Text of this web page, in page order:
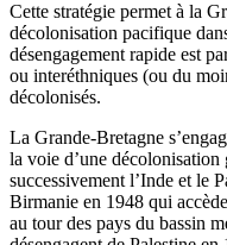
Cette stratégie permet à la
décolonisation pacifique
désengagement rapide est
ou interéthniques (ou du
décolonisés.
La Grande-Bretagne
la voie d’une
successivement l’Inde et le
Birmanie en 1948 qui
au tour des pays du bassin